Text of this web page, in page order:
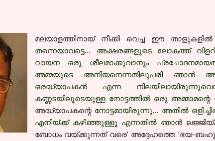
മലയാളത്തിനായ് നീക്കി വെച്ച ഈ
തന്നെയാവട്ടെ... അക്ഷരങ്ങളുടെ ലോകത്ത്
വായന ഒരു ശീലമാക്കുവാനും പ്രചോദനമായത്
അമ്മയുടെ അനിയനെന്നതിലുപരി ഞാന്‍
ഒരദ്ധ്യാപകന്‍ എന്ന
കണ്ണടയിലൂടെയുള്ള നോട്ടത്തില്‍ ഒരു
അദ്ധ്യാപകന്റെ നോട്ടമായിരുന്നു... അതില്‍
എനിയ്ക്ക് കഴിഞ്ഞുള്ളൂ എന്നതില്‍ ഞാന്‍
ബോധം വയ്ക്കുന്നത് വരെ' അദ്ദേഹത്തെ 'ഭയ-